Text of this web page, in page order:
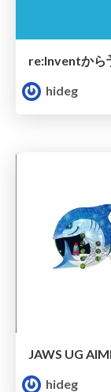
re:Inventから
hideg
JAWS UG
hideg